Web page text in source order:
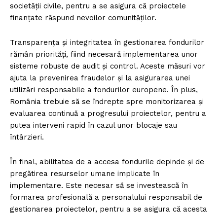
societății civile, pentru a se asigura că proiectele
finanțate răspund nevoilor comunităților.
Transparența și integritatea în gestionarea fondurilor
rămân priorități, fiind necesară implementarea unor
sisteme robuste de audit și control. Aceste măsuri vor
ajuta la prevenirea fraudelor și la asigurarea unei
utilizări responsabile a fondurilor europene. În plus,
România trebuie să se îndrepte spre monitorizarea și
evaluarea continuă a progresului proiectelor, pentru a
putea interveni rapid în cazul unor blocaje sau
întârzieri.
În final, abilitatea de a accesa fondurile depinde și de
pregătirea resurselor umane implicate în
implementare. Este necesar să se investească în
formarea profesională a personalului responsabil de
gestionarea proiectelor, pentru a se asigura că acesta